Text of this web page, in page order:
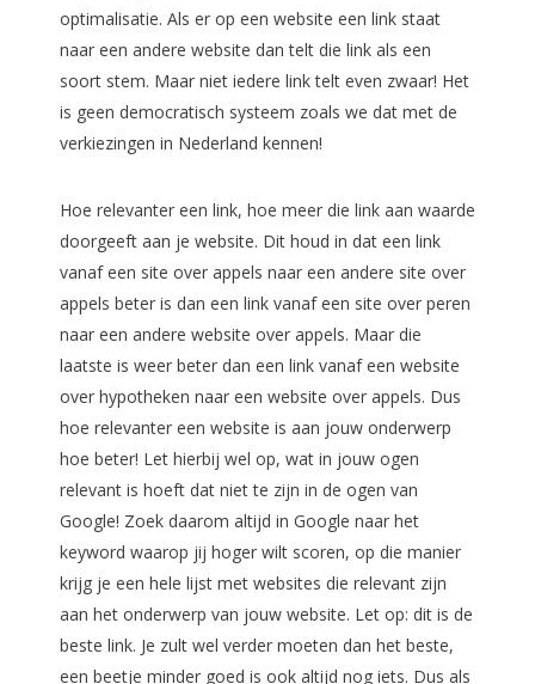
optimalisatie. Als er op een website een link staat
naar een andere website dan telt die link als een
soort stem. Maar niet iedere link telt even zwaar! Het
is geen democratisch systeem zoals we dat met de
verkiezingen in Nederland kennen!
Hoe relevanter een link, hoe meer die link aan waarde
doorgeeft aan je website. Dit houd in dat een link
vanaf een site over appels naar een andere site over
appels beter is dan een link vanaf een site over peren
naar een andere website over appels. Maar die
laatste is weer beter dan een link vanaf een website
over hypotheken naar een website over appels. Dus
hoe relevanter een website is aan jouw onderwerp
hoe beter! Let hierbij wel op, wat in jouw ogen
relevant is hoeft dat niet te zijn in de ogen van
Google! Zoek daarom altijd in Google naar het
keyword waarop jij hoger wilt scoren, op die manier
krijg je een hele lijst met websites die relevant zijn
aan het onderwerp van jouw website. Let op: dit is de
beste link. Je zult wel verder moeten dan het beste,
een beetje minder goed is ook altijd nog iets. Dus als